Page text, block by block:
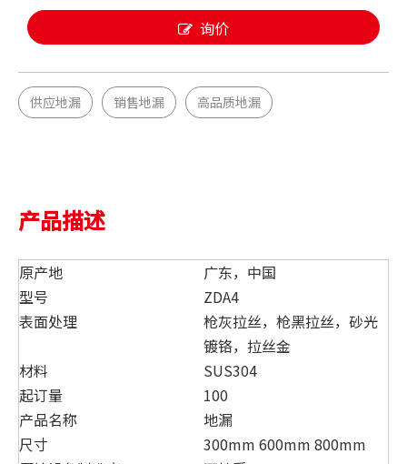
询价
供应地漏 销售地漏 高品质地漏
产品描述
原产地
广东，中国
型号
ZDA4
表面处理
枪灰拉丝，枪黑拉丝，砂光
镀铬，拉丝金
材料
SUS304
起订量
100
产品名称
地漏
尺寸
300mm 600mm 800mm